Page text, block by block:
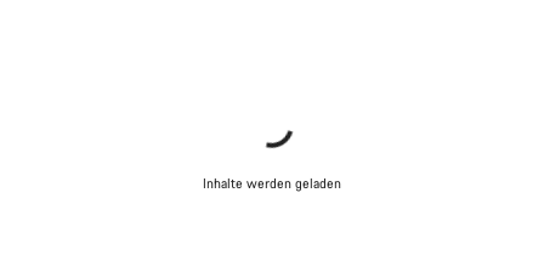
Inhalte werden geladen